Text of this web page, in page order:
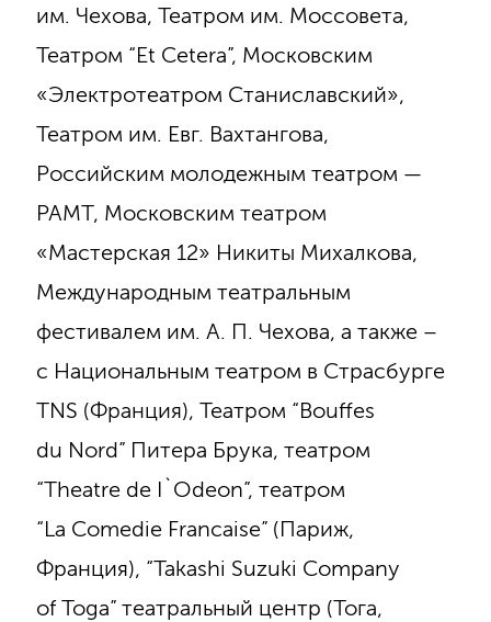
им. Чехова, Театром им. Моссовета,
Театром “Et Cetera”, Московским
«Электротеатром Станиславский»,
Театром им. Евг. Вахтангова,
Российским молодежным театром —
РАМТ, Московским театром
«Мастерская 12» Никиты Михалкова,
Международным театральным
фестивалем им. А. П. Чехова, а также –
с Национальным театром в Страсбурге
TNS (Франция), Театром “Bouffes
du Nord” Питера Брука, театром
“Theatre de I`Odeon”, театром
“La Comedie Francaise” (Париж,
Франция), “Takashi Suzuki Company
of Toga” театральный центр (Тога,